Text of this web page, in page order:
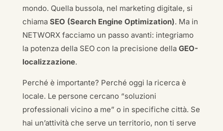
mondo. Quella bussola, nel marketing digitale, si
chiama SEO (Search Engine Optimization). Ma in
NETWORX facciamo un passo avanti: integriamo
la potenza della SEO con la precisione della GEO-
localizzazione.
Perché è importante? Perché oggi la ricerca è
locale. Le persone cercano “soluzioni
professionali vicino a me” o in specifiche città. Se
hai un’attività che serve un territorio, non ti serve